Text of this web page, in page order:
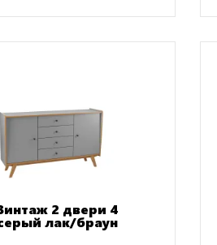
2 двери 4
лак/браун